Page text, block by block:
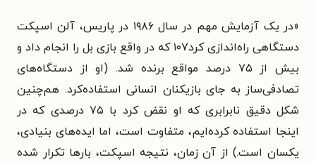
«
در یک آزمایش مهم در سال ۱۹۸۶ در پاریس، آلن اسپکت
دستگاهی راه‌اندازی کرد۱۰۷ که در واقع بازی بل را انجام داد و
بیش از ۷۵ درصد مواقع برنده شد. (او از دستگاه‌های
تصادفی‌ساز به جای بازیکنان انسانی استفاده‌کرد. هم‌چنین
شکل دقیق نابرابری که او نقض کرد با ۷۵ درصدی که در
اینجا استفاده کرده‌ایم، متفاوت است، اما ایده‌های بنیادی،
یکسان است.) از آن زمان، نتیجه اسپکت، بارها تکرار شده